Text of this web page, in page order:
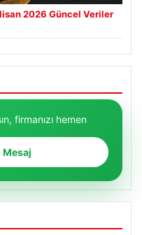
2026 Güncel Veriler
firmanızı hemen